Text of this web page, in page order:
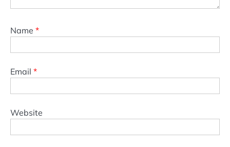
Name *
Email *
Website